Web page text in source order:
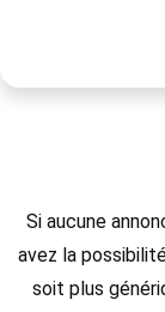
Si aucune
avez la
soit plus